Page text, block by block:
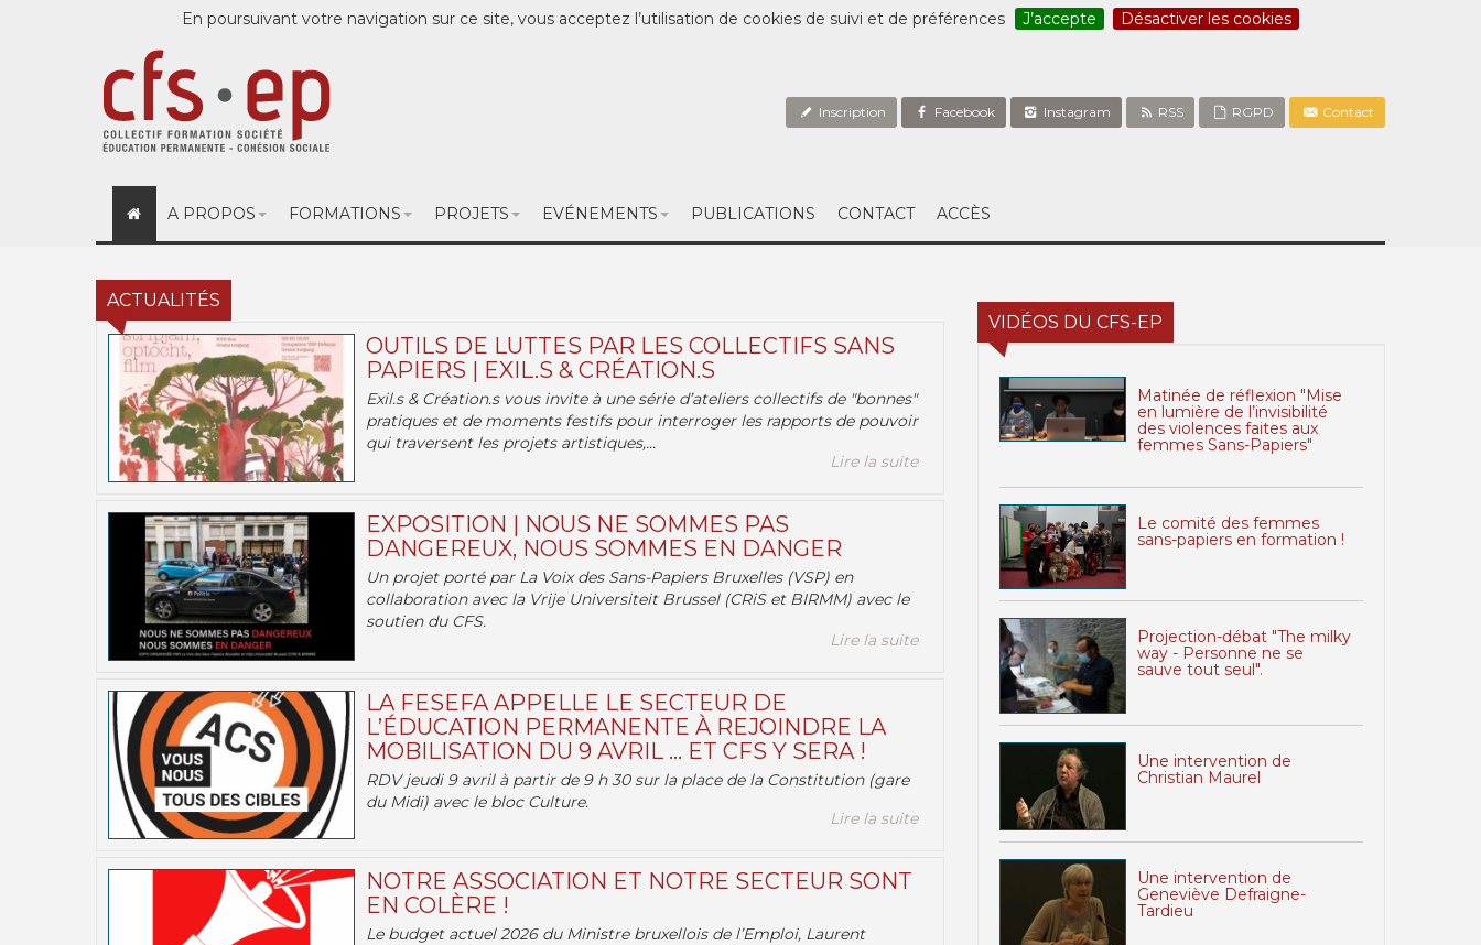
En poursuivant votre navigation sur ce site, vous acceptez l’utilisation de cookies de suivi et de préférences J’accepte Désactiver les cookies
Inscription Facebook Instagram RSS RGPD Contact
A PROPOS FORMATIONS PROJETS EVÉNEMENTS PUBLICATIONS CONTACT ACCÈS
ACTUALITÉS
OUTILS DE LUTTES PAR LES COLLECTIFS SANS
PAPIERS | EXIL.S & CRÉATION.S
Exil.s & Création.s vous invite à une série d’ateliers collectifs de "bonnes"
pratiques et de moments festifs pour interroger les rapports de pouvoir
qui traversent les projets artistiques,...
Lire la suite
EXPOSITION | NOUS NE SOMMES PAS
DANGEREUX, NOUS SOMMES EN DANGER
Un projet porté par La Voix des Sans-Papiers Bruxelles (VSP) en
collaboration avec la Vrije Universiteit Brussel (CRiS et BIRMM) avec le
soutien du CFS.
Lire la suite
LA FESEFA APPELLE LE SECTEUR DE
L’ÉDUCATION PERMANENTE À REJOINDRE LA
MOBILISATION DU 9 AVRIL … ET CFS Y SERA !
RDV jeudi 9 avril à partir de 9 h 30 sur la place de la Constitution (gare
du Midi) avec le bloc Culture.
Lire la suite
NOTRE ASSOCIATION ET NOTRE SECTEUR SONT
EN COLÈRE !
Le budget actuel 2026 du Ministre bruxellois de l’Emploi, Laurent
VIDÉOS DU CFS-EP
Matinée de réflexion "Mise
en lumière de l’invisibilité
des violences faites aux
femmes Sans-Papiers"
Le comité des femmes
sans-papiers en formation !
Projection-débat "The milky
way - Personne ne se
sauve tout seul".
Une intervention de
Christian Maurel
Une intervention de
Geneviève Defraigne-
Tardieu